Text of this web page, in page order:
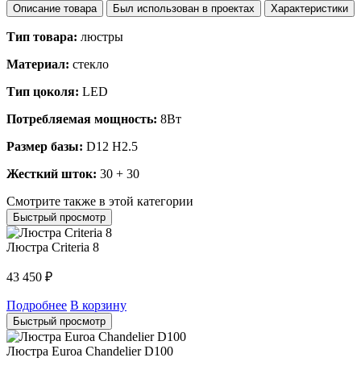
Описание товара Был использован в проектах Характеристики
Тип товара: люстры
Материал: стекло
Тип цоколя: LED
Потребляемая мощность: 8Вт
Размер базы: D12 H2.5
Жесткий шток: 30 + 30
Смотрите также в этой категории
Быстрый просмотр
Люстра Criteria 8
43 450 ₽
Подробнее В корзину
Быстрый просмотр
Люстра Euroa Chandelier D100